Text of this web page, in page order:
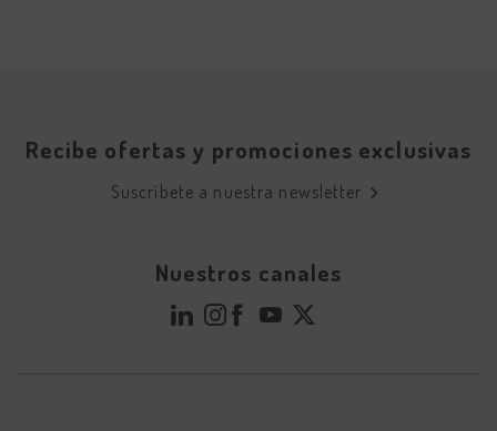
Recibe ofertas y promociones exclusivas
Suscríbete a nuestra newsletter
Nuestros canales